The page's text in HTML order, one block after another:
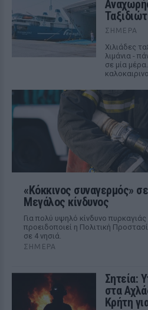
ΣΉΜΕΡΑ
Χιλιάδες
λιμάνια -
σε μία
«Κόκκινος συναγερμός»
Μεγάλος κίνδυνος
Για πολύ υψηλό κίνδυνο
προειδοποιεί η Πολιτική
σε 4 νησιά.
ΣΉΜΕΡΑ
Σητεία:
στα
Κρήτη